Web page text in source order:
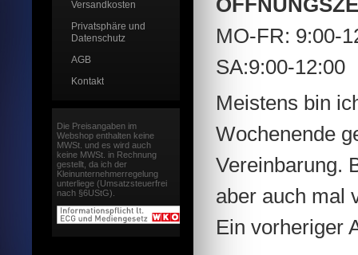
MO-FR: 9:00-
SA:9:00-12:00
Meistens bin
Wochenende
Vereinbarung.
aber auch mal
Ein vorheriger
Versandkosten
Privatsphäre und
Datenschutz
AGB
Kontakt
Die Preisangaben im
Webshop enthalten keine
MWSt. und es wird auch
keine MWSt. in Rechnung
gestellt, da ich der
Kleinunternehmerregelung
unterliege (Umsatzsteuerfrei
nach §6UStG).